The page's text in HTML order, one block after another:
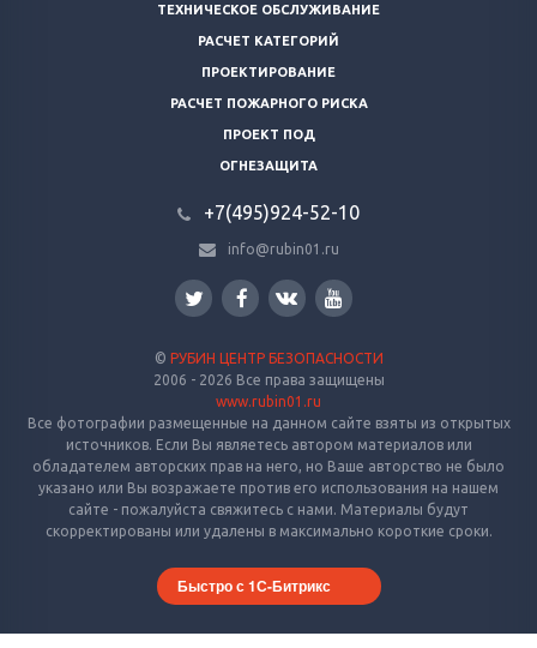
ТЕХНИЧЕСКОЕ ОБСЛУЖИВАНИЕ
РАСЧЕТ КАТЕГОРИЙ
ПРОЕКТИРОВАНИЕ
РАСЧЕТ ПОЖАРНОГО РИСКА
ПРОЕКТ ПОД
ОГНЕЗАЩИТА
+7(495)924-52-10
info@rubin01.ru
© РУБИН ЦЕНТР БЕЗОПАСНОСТИ
2006 - 2026 Все права защищены
www.rubin01.ru
Все фотографии размещенные на данном сайте взяты из открытых
источников. Если Вы являетесь автором материалов или
обладателем авторских прав на него, но Ваше авторство не было
указано или Вы возражаете против его использования на нашем
сайте - пожалуйста свяжитесь с нами. Материалы будут
скорректированы или удалены в максимально короткие сроки.
Быстро с 1С-Битрикс